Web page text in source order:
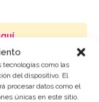
como las
del dispositivo. El
procesar datos como el
únicas en este sitio.
.